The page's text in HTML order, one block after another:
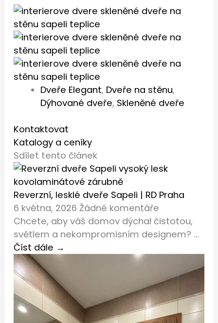
Dveře Elegant, Dveře na stěnu,
Dýhované dveře, Skleněné dveře
Kontaktovat
Katalogy a ceníky
Sdílet tento článek
Reverzní, lesklé dveře Sapeli | RD Praha
6 května, 2026 Žádné komentáře
Chcete, aby váš domov dýchal čistotou,
světlem a nekompromisním designem? ...
Číst dále →